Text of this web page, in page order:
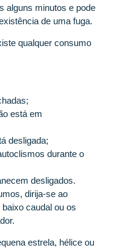
alguns minutos e pode
de uma fuga.
qualquer consumo
está em
desligada;
durante o
desligados.
dirija-se ao
caudal ou os
estrela, hélice ou